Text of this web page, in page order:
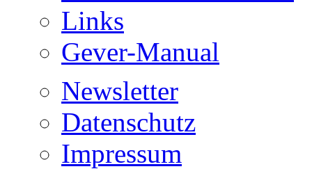
Links
Gever-Manual
Newsletter
Datenschutz
Impressum